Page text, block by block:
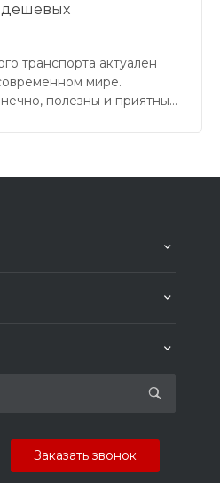
дешевых
транспорта актуален
мире.
полезны и приятны,
Заказать звонок